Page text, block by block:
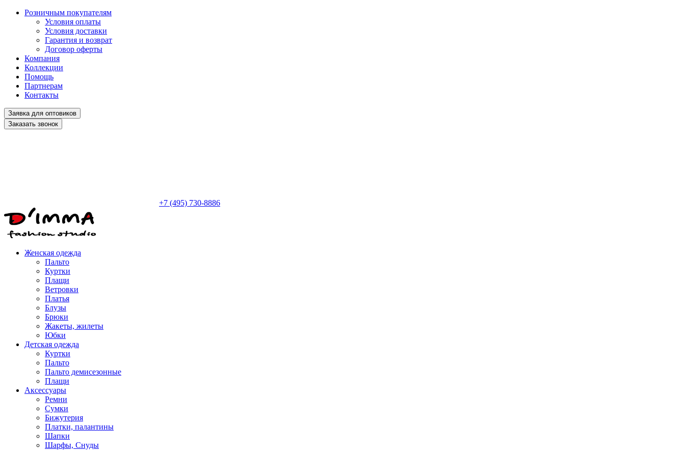
Розничным покупателям
Условия оплаты
Условия доставки
Гарантия и возврат
Договор оферты
Компания
Коллекции
Помощь
Партнерам
Контакты
Заявка для оптовиков
Заказать звонок
+7 (495) 730-8886
Женская одежда
Пальто
Куртки
Плащи
Ветровки
Платья
Блузы
Брюки
Жакеты, жилеты
Юбки
Детская одежда
Куртки
Пальто
Пальто демисезонные
Плащи
Аксессуары
Ремни
Сумки
Бижутерия
Платки, палантины
Шапки
Шарфы, Снуды